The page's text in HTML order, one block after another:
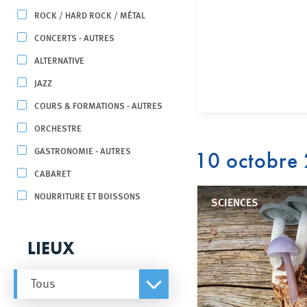
ROCK / HARD ROCK / MÉTAL
CONCERTS - AUTRES
ALTERNATIVE
JAZZ
COURS & FORMATIONS - AUTRES
ORCHESTRE
GASTRONOMIE - AUTRES
CABARET
NOURRITURE ET BOISSONS
LIEUX
Tous
10 octobre
SCIENCES